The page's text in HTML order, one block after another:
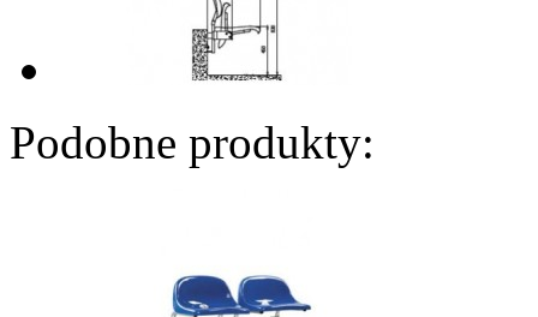
Podobne produkty: